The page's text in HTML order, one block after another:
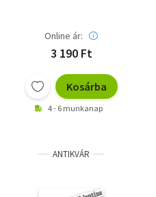
Pál Ferenc Popper Péter
Szondy Máté
Online ár:
3 190 Ft
Kosárba
4 - 6 munkanap
ANTIKVÁR